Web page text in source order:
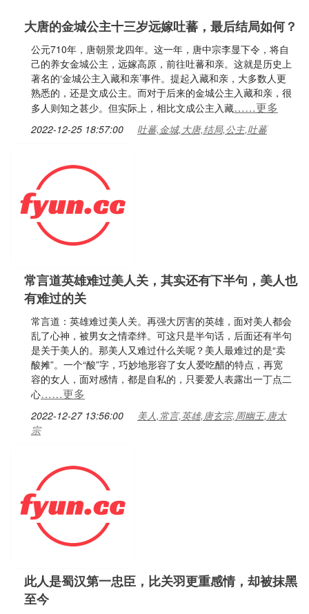
大唐的金城公主十三岁远嫁吐蕃，最后结局如何？
公元710年，唐朝景龙四年。这一年，唐中宗李显下令，将自
己的养女金城公主，远嫁高原，前往吐蕃和亲。这就是历史上
著名的‘金城公主入藏和亲’事件。提起入藏和亲，大多数人更
熟悉的，还是文成公主。而对于后来的金城公主入藏和亲，很
多人则知之甚少。但实际上，相比文成公主入藏……更多
2022-12-25 18:57:00 吐蕃,金城,大唐,结局,公主,吐蕃
常言道英雄难过美人关，其实还有下半句，美人也
有难过的关
常言道：英雄难过美人关。再强大厉害的英雄，面对美人都会
乱了心神，被男女之情牵绊。可这只是半句话，后面还有半句
是关于美人的。那美人又难过什么关呢？美人最难过的是“卖
酸摊”。一个“酸”字，巧妙地形容了女人爱吃醋的特点，再宽
容的女人，面对感情，都是自私的，只要爱人表露出一丁点二
心……更多
2022-12-27 13:56:00
美人,常言,英雄,唐玄宗,周幽王,唐太
宗
此人是蜀汉第一忠臣，比关羽更重感情，却被抹黑
至今